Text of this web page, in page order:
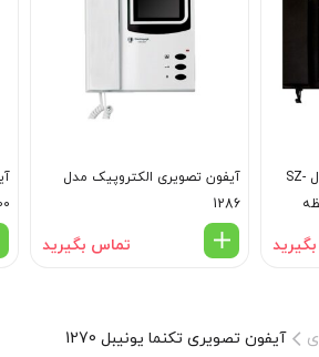
آیفون تصویری سوزوکی مدل SZ-
آیفون تصویری الکتروپیک مدل
1286
تماس بگیرید
آیفون تصویری تکنما یونیبل 1270